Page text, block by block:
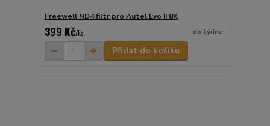
Freewell ND4 filtr pro Autel Evo II 8K
399 Kč/ks do týdne
Přidat do košíku